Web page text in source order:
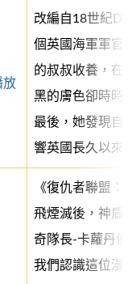
放
改編自18世紀
個英國海軍軍官
的叔叔收養，在
黑的膚色卻時時
最後，她發現自
響英國長久以來
《復仇者聯盟：
飛煙滅後，神盾
奇隊長-卡蘿丹佛
我們認識這位漫